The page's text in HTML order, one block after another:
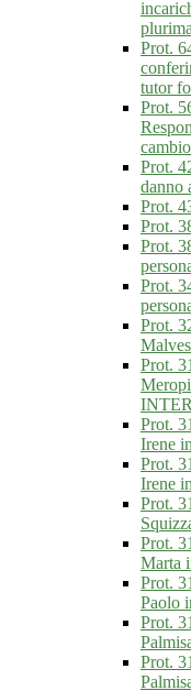
Prot.
tutor
Prot.
Prot.
danno
Prot.
Prot.
Prot.
Prot.
Prot.
Prot.
Prot.
Irene
Prot.
Irene
Prot.
Prot.
Marta
Prot.
Paolo
Prot.
Prot.